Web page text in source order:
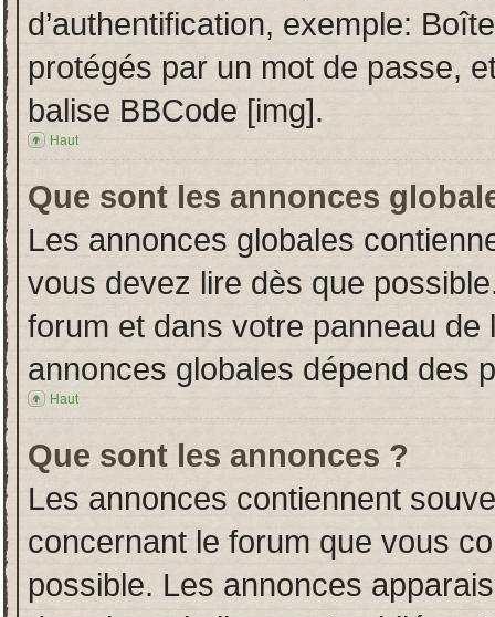
d’authentification, exemple:
protégés par un mot de passe,
balise BBCode [img].
Haut
Que sont les annonces
Les annonces globales
vous devez lire dès que
forum et dans votre panneau de
annonces globales dépend des
Haut
Que sont les annonces ?
Les annonces contiennent
concernant le forum que vous
possible. Les annonces